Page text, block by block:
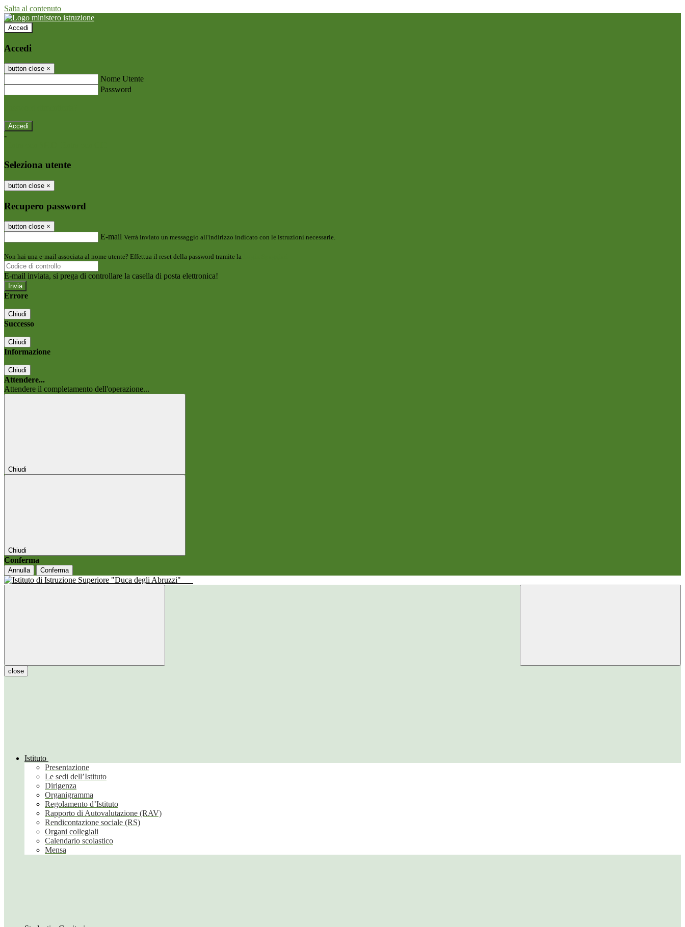
Salta al contenuto
Accedi
Accedi
button close ×
Nome Utente
Password
-
Seleziona utente
button close ×
Recupero password
button close ×
E-mail Verrà inviato un messaggio all'indirizzo indicato con le istruzioni necessarie.
Non hai una e-mail associata al nome utente? Effettua il reset della password tramite la
E-mail inviata, si prega di controllare la casella di posta elettronica!
Errore
Chiudi
Successo
Chiudi
Informazione
Chiudi
Attendere...
Attendere il completamento dell'operazione...
Chiudi
Chiudi
Conferma
Annulla Conferma
close
Istituto
Presentazione
Le sedi dell’Istituto
Dirigenza
Organigramma
Regolamento d’Istituto
Rapporto di Autovalutazione (RAV)
Rendicontazione sociale (RS)
Organi collegiali
Calendario scolastico
Mensa